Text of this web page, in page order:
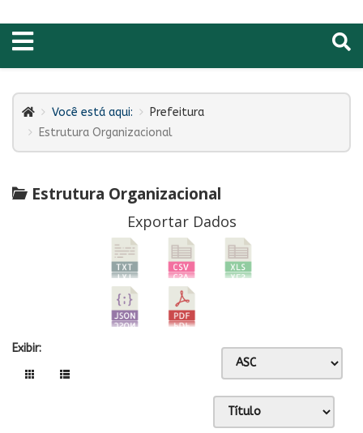
Você está aqui:
Prefeitura
Estrutura Organizacional
Estrutura Organizacional
Exportar Dados
Exibir: